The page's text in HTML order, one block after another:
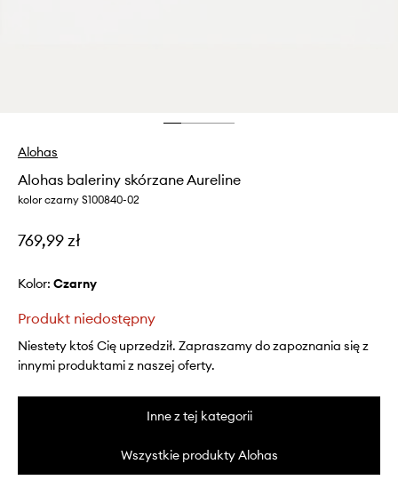
Alohas
Alohas baleriny skórzane Aureline
kolor czarny S100840-02
769,99 zł
Kolor: czarny
Produkt niedostępny
Niestety ktoś Cię uprzedził. Zapraszamy do zapoznania się z
innymi produktami z naszej oferty.
Inne z tej kategorii
Wszystkie produkty Alohas